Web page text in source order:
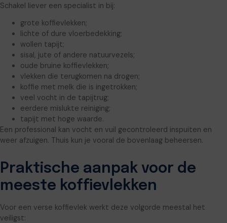
Schakel liever een specialist in bij:
grote koffievlekken;
lichte of dure vloerbedekking;
wollen tapijt;
sisal, jute of andere natuurvezels;
oude bruine koffievlekken;
vlekken die terugkomen na drogen;
koffie met melk die is ingetrokken;
veel vocht in de tapijtrug;
eerdere mislukte reiniging;
tapijt met hoge waarde.
Een professional kan vocht en vuil gecontroleerd inspuiten en
weer afzuigen. Thuis kun je vooral de bovenlaag beheersen.
Praktische aanpak voor de
meeste koffievlekken
Voor een verse koffievlek werkt deze volgorde meestal het
veiligst: